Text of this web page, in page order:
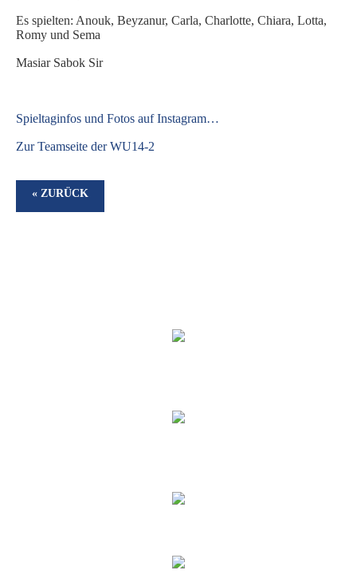
Es spielten: Anouk, Beyzanur, Carla, Charlotte, Chiara, Lotta,
Romy und Sema
Masiar Sabok Sir
Spieltaginfos und Fotos auf Instagram…
Zur Teamseite der WU14-2
« ZURÜCK